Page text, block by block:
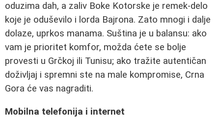
oduzima dah, a zaliv Boke Kotorske je remek-delo
koje je oduševilo i lorda Bajrona. Zato mnogi i dalje
dolaze, uprkos manama. Suština je u balansu: ako
vam je prioritet komfor, možda ćete se bolje
provesti u Grčkoj ili Tunisu; ako tražite autentičan
doživljaj i spremni ste na male kompromise, Crna
Gora će vas nagraditi.
Mobilna telefonija i internet